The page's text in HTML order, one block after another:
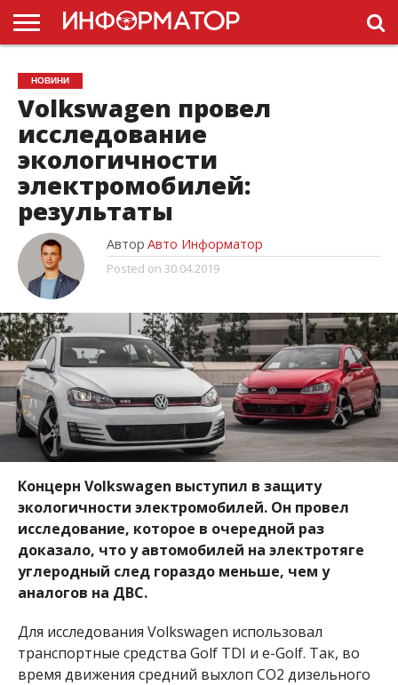
ГОЛОВНА
НОВИНИ
ПДР
УКРАЇНИ
РЕКЛАМА
ПРОЕКТЫ
НОВИНИ
Volkswagen провел
исследование
экологичности
электромобилей:
результаты
Автор Авто Информатор
Posted on 30.04.2019
Концерн Volkswagen выступил в защиту
экологичности электромобилей. Он провел
исследование, которое в очередной раз
доказало, что у автомобилей на электротяге
углеродный след гораздо меньше, чем у
аналогов на ДВС.
Для исследования Volkswagen использовал
транспортные средства Golf TDI и e-Golf. Так, во
время движения средний выхлоп CO2 дизельного